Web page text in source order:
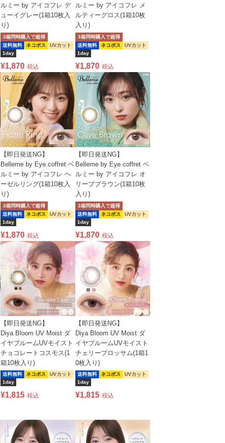
ルミー by アイコフレ デ
ューイグレー(1箱10枚入
り)
送料無料 ネコポス
UVカット
1day
3箱同時購入で超得
¥1,870 税込
ルミー by アイコフレ メ
ルティーグロス(1箱10枚
入り)
送料無料 ネコポス
UVカット
1day
3箱同時購入で超得
¥1,870 税込
【即日発送NG】
Belleme by Eye coffret ベ
ルミー by アイコフレ ヘ
ーゼルリング(1箱10枚入
り)
送料無料 ネコポス
UVカット
1day
3箱同時購入で超得
¥1,870 税込
【即日発送NG】
Belleme by Eye coffret ベ
ルミー by アイコフレ オ
リーブブラウン(1箱10枚
入り)
送料無料 ネコポス
UVカット
1day
3箱同時購入で超得
¥1,870 税込
【即日発送NG】
Diya Bloom UV Moist ダ
イヤブルームUVモイスト
チョコレートコスモス(1
箱10枚入り)
送料無料 ネコポス
UVカット
1day
¥1,815 税込
【即日発送NG】
Diya Bloom UV Moist ダ
イヤブルームUVモイスト
チェリーブロッサム(1箱1
0枚入り)
送料無料 ネコポス
UVカット
1day
¥1,815 税込